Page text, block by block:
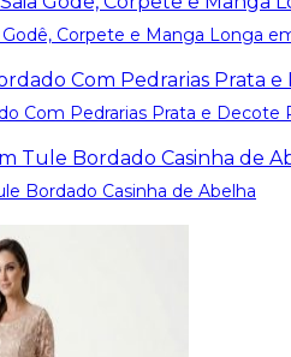
Godê, Corpete e Manga Longa
Com Pedrarias Prata e Decote
Bordado Casinha de Abelha